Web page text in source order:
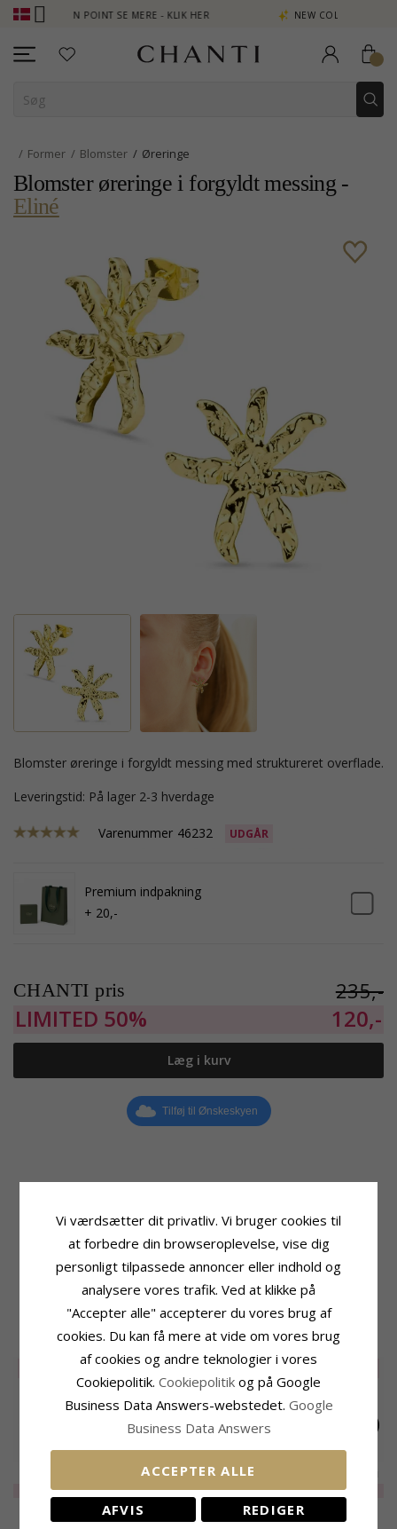
POINT SE MERE - KLIK HER NEW COLLECTION | AURA
Former Blomster Øreringe
Blomster øreringe i forgyldt messing -
Eliné
blomster øreringe i forgyldt messing med struktureret overflade.
Leveringstid: På lager 2-3 hverdage
Varenummer 46232 UDGÅR
Premium indpakning
+ 20,-
CHANTI pris 235,-
LIMITED 50% 120,-
Læg i kurv
Tilføj til Ønskeskyen
Form: Blomster
Ædelmetal: Forgyldt Messing
Kollektion: Eliné
Struktureret
Diameter: 18,9 mm
Leveringstid
Leveringstid:
2-3 Hverdage
RELATEREDE PRODUKTER
50%
øreringe i forgyldt
messing - Eliné
LIMITED100,-
Blomster øreringe i
forgyldt messing -
Eliné
CHANTI pris 195,-
LIMITED
forgyldt messing -
Eliné
LIMITED100,-
Vi værdsætter dit privatliv. Vi bruger cookies til
at forbedre din browseroplevelse, vise dig
personligt tilpassede annoncer eller indhold og
analysere vores trafik. Ved at klikke på
"Accepter alle" accepterer du vores brug af
cookies. Du kan få mere at vide om vores brug
af cookies og andre teknologier i vores
Cookiepolitik. Cookiepolitik og på Google
Business Data Answers-webstedet. Google
Business Data Answers
ACCEPTER ALLE
AFVIS REDIGER